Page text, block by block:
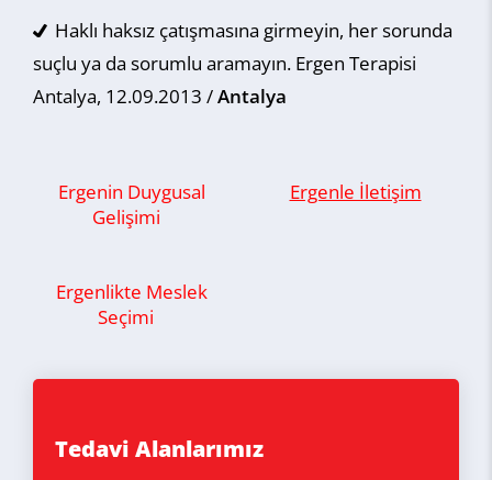
Haklı haksız çatışmasına girmeyin, her sorunda
suçlu ya da sorumlu aramayın. Ergen Terapisi
Antalya, 12.09.2013 /Antalya
Ergenin Duygusal
Gelişimi
Ergenle İletişim
Ergenlikte Meslek
Seçimi
Tedavi Alanlarımız